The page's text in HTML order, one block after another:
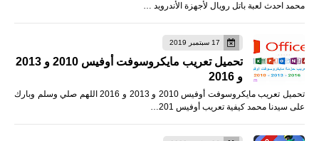
محمد احدث لعبة باتل رويال لأجهزة الأندرويد …
17 سبتمبر 2019
تحميل تعريب مايكروسوفت أوفيس 2010 و 2013
و 2016
تحميل تعريب مايكروسوفت أوفيس 2010 و 2013 و 2016 اللهم صلي وسلم وبارك
على سيدنا محمد كيفية تعريب أوفيس 201…